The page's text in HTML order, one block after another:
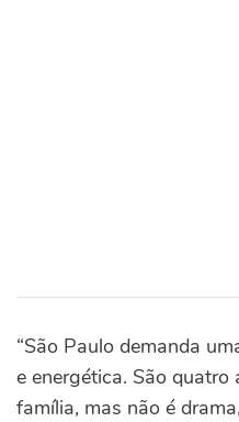
“São Paulo demanda
e energética. São quatro
família, mas não é